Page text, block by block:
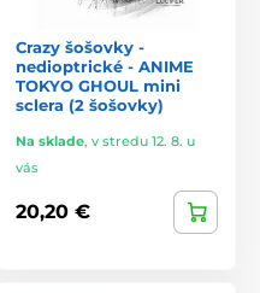
Crazy šošovky -
nedioptrické - ANIME
TOKYO GHOUL mini
sclera (2 šošovky)
Na sklade, v stredu 12. 8. u
vás
20,20 €